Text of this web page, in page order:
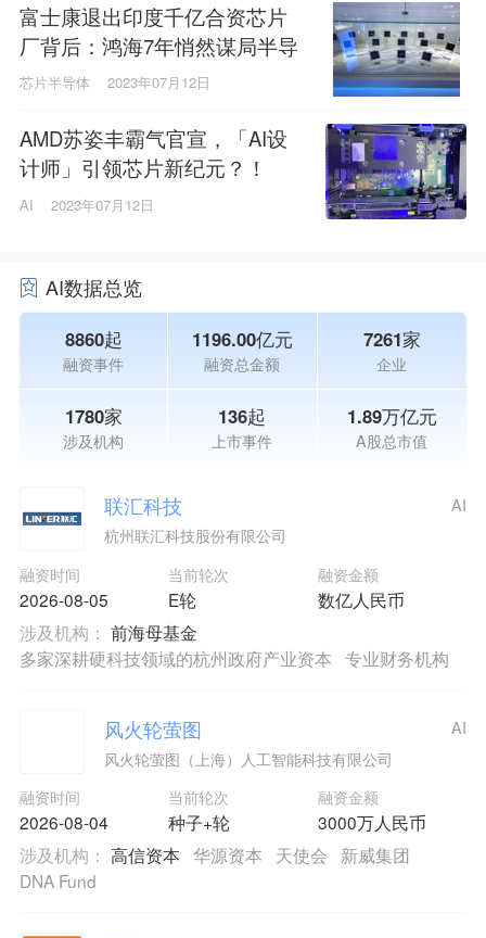
富士康退出印度千亿合资芯片
厂背后：鸿海7年悄然谋局半导
体
芯片半导体 2023年07月12日
AMD苏姿丰霸气官宣，「AI设
计师」引领芯片新纪元？！
AI 2023年07月12日
AI数据总览
8860起
融资事件
1196.00亿元
融资总金额
7261家
企业
1780家
涉及机构
136起
上市事件
1.89万亿元
A股总市值
联汇科技
杭州联汇科技股份有限公司
融资时间
2026-08-05
当前轮次
E轮
融资金额
数亿人民币
AI
涉及机构： 前海母基金
多家深耕硬科技领域的杭州政府产业资本 专业财务机构
风火轮萤图
风火轮萤图（上海）人工智能科技有限公司
融资时间
2026-08-04
当前轮次
种子+轮
融资金额
3000万人民币
AI
涉及机构： 高信资本 华源资本 天使会
新威集团
DNA Fund